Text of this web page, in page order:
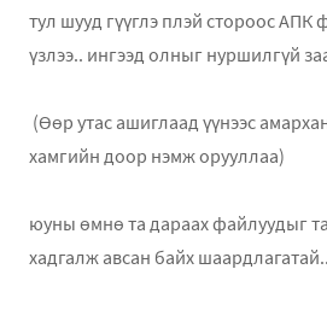
тул шууд гүүглэ плэй стороос АПК
үзлээ.. ингээд олныг нуршилгүй
(Өөр утас ашиглаад үүнээс
хамгийн доор нэмж орууллаа)
юуны өмнө та дараах файлуудыг
хадгалж авсан байх шаардлагатай..